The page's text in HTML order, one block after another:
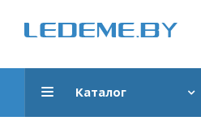
Каталог